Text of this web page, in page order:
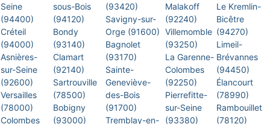
Seine
(94400)
Créteil
(94000)
Asnières-
sur-Seine
(92600)
Versailles
(78000)
Colombes
sous-Bois
(94120)
Bondy
(93140)
Clamart
(92140)
Sartrouville
(78500)
Bobigny
(93000)
(93420)
Savigny-sur-
Orge (91600)
Bagnolet
(93170)
Sainte-
Geneviève-
des-Bois
(91700)
Tremblay-en-
Malakoff
(92240)
Villemomble
(93250)
La Garenne-
Colombes
(92250)
Pierrefitte-
sur-Seine
(93380)
Le Kremlin-
Bicêtre
(94270)
Limeil-
Brévannes
(94450)
Élancourt
(78990)
Rambouillet
(78120)